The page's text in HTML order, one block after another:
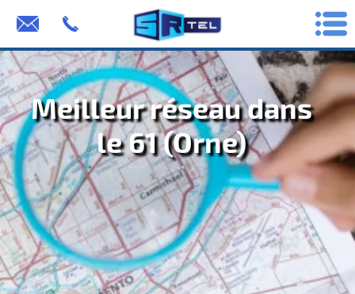
Meilleur réseau dans
le 61 (Orne)